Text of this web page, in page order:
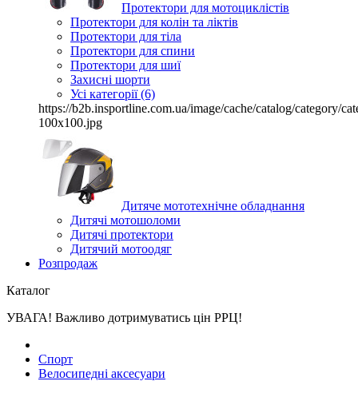
Протектори для мотоциклістів
Протектори для колін та ліктів
Протектори для тіла
Протектори для спини
Протектори для шиї
Захисні шорти
Усі категорії (6)
https://b2b.insportline.com.ua/image/cache/catalog/category/
100x100.jpg
Дитяче мототехнічне обладнання
Дитячі мотошоломи
Дитячі протектори
Дитячий мотоодяг
Розпродаж
Каталог
УВАГА! Важливо дотримуватись цін РРЦ!
Спорт
Велосипедні аксесуари